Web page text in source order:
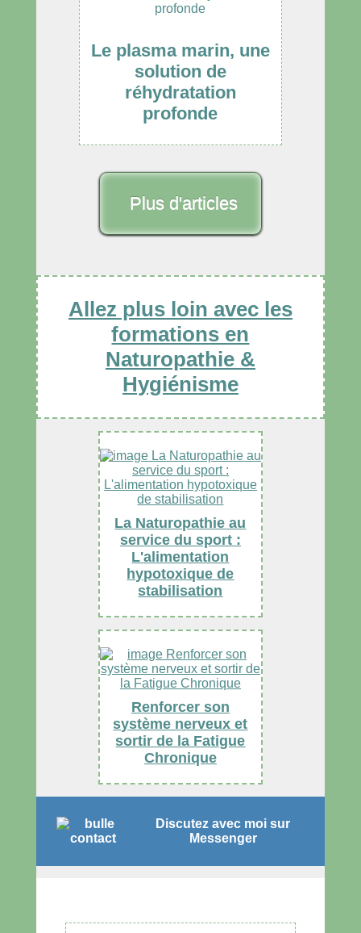
Le plasma marin, une
solution de
réhydratation
profonde
Plus d'articles
Allez plus loin avec les
formations en
Naturopathie &
Hygiénisme
La Naturopathie au
service du sport :
L'alimentation
hypotoxique de
stabilisation
Renforcer son
système nerveux et
sortir de la Fatigue
Chronique
Discutez avec moi sur
Messenger